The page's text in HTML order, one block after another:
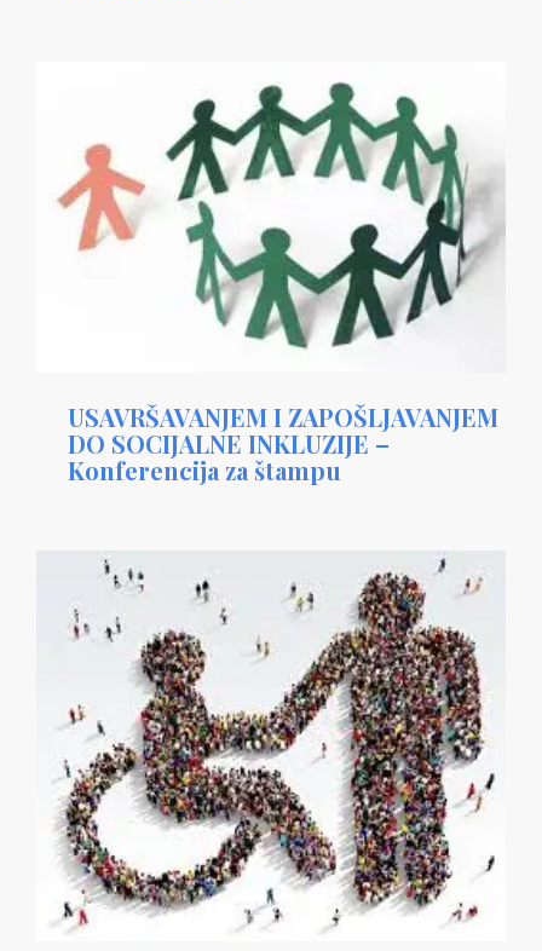
USAVRŠAVANJEM I ZAPOŠLJAVANJEM
DO SOCIJALNE INKLUZIJE –
Konferencija za štampu